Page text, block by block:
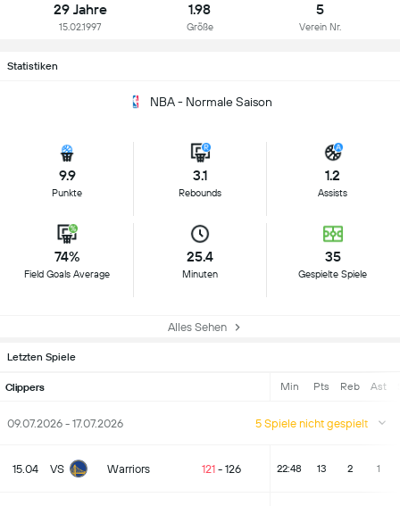
29 Jahre
15.02.1997
1.98
Größe
5
Verein Nr.
Statistiken
NBA - Normale Saison
9.9
Punkte
3.1
Rebounds
1.2
Assists
74%
Field Goals Average
25.4
Minuten
35
Gespielte Spiele
Alles Sehen
Letzten Spiele
Clippers Min Pts Reb Ast
09.07.2026 - 17.07.2026 5 Spiele nicht gespielt
15.04 VS Warriors 121 - 126 22:48 13 2 1